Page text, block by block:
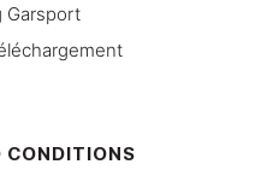
Garsport
CONDITIONS